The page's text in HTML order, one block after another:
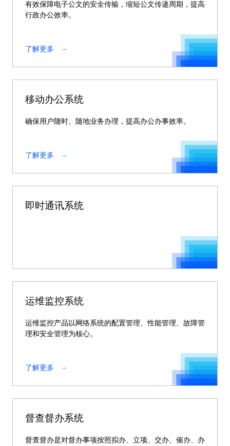
有效保障电子公文的安全传输，缩短公文传递周期，提高
行政办公效率。
了解更多
移动办公系统
确保用户随时、随地业务办理，提高办公办事效率。
了解更多
即时通讯系统
运维监控系统
运维监控产品以网络系统的配置管理、性能管理、故障管
理和安全管理为核心。
了解更多
督查督办系统
督查督办是对督办事项按照拟办、立项、交办、催办、办